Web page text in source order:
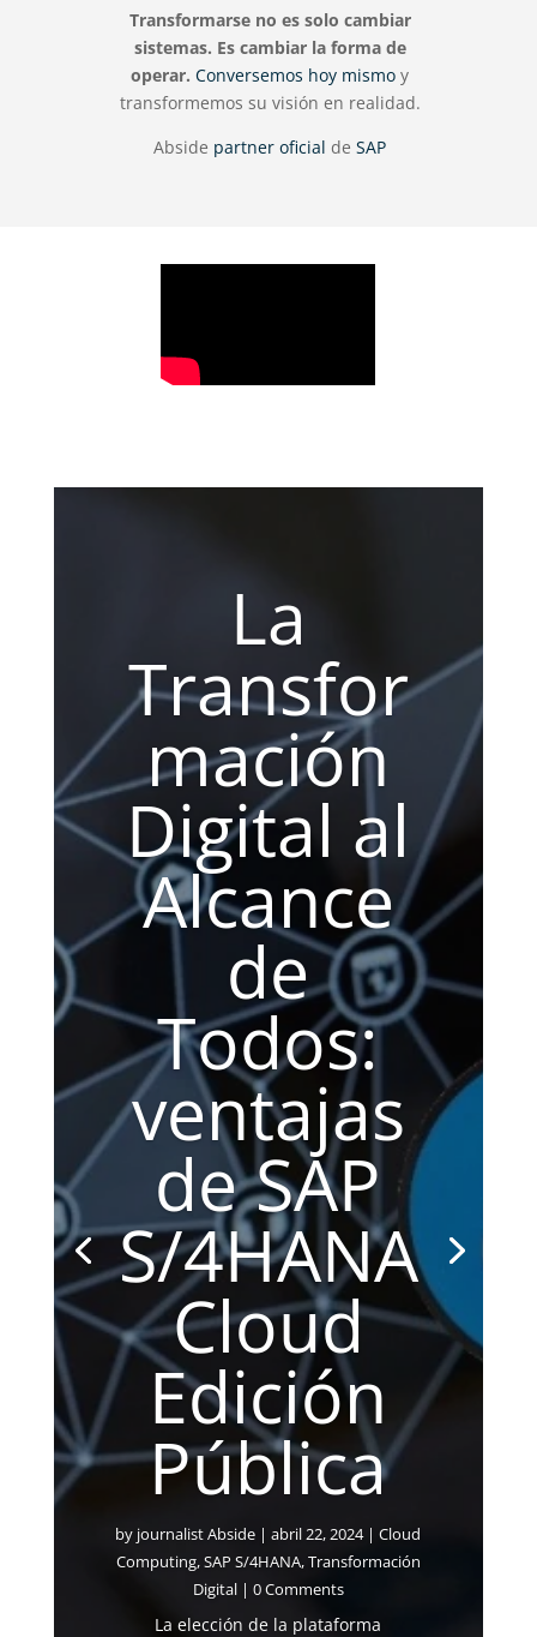
Transformarse no es solo cambiar
sistemas. Es cambiar la forma de
operar. Conversemos hoy mismo y
transformemos su visión en realidad.
Abside partner oficial de SAP
La
Transfor
mación
Digital al
Alcance
de
Todos:
ventajas
de SAP
S/4HANA
Cloud
Edición
Pública
by journalist Abside |abril 22, 2024|Cloud
Computing,SAP S/4HANA,Transformación
Digital| 0 Comments
La elección de la plataforma